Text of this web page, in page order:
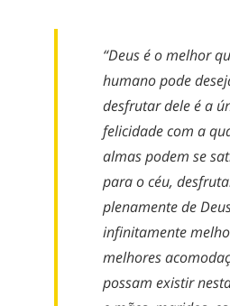
“Deus é o melhor
humano pode
desfrutar dele é a
felicidade com a
almas podem se
para o céu,
plenamente de
infinitamente
melhores
possam existir